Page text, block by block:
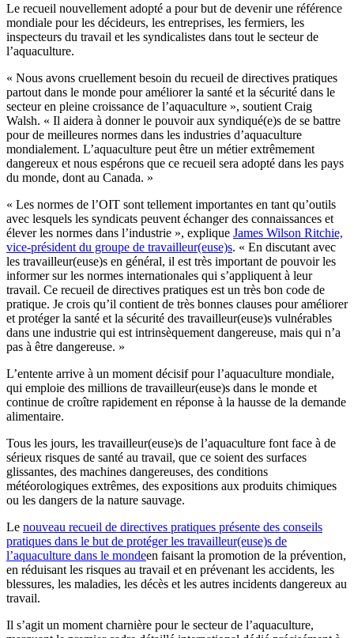
Le recueil nouvellement adopté a pour but de devenir une référence
mondiale pour les décideurs, les entreprises, les fermiers, les
inspecteurs du travail et les syndicalistes dans tout le secteur de
l’aquaculture.
« Nous avons cruellement besoin du recueil de directives pratiques
partout dans le monde pour améliorer la santé et la sécurité dans le
secteur en pleine croissance de l’aquaculture », soutient Craig
Walsh. « Il aidera à donner le pouvoir aux syndiqué(e)s de se battre
pour de meilleures normes dans les industries d’aquaculture
mondialement. L’aquaculture peut être un métier extrêmement
dangereux et nous espérons que ce recueil sera adopté dans les pays
du monde, dont au Canada. »
« Les normes de l’OIT sont tellement importantes en tant qu’outils
avec lesquels les syndicats peuvent échanger des connaissances et
élever les normes dans l’industrie », explique James Wilson Ritchie,
vice-président du groupe de travailleur(euse)s. « En discutant avec
les travailleur(euse)s en général, il est très important de pouvoir les
informer sur les normes internationales qui s’appliquent à leur
travail. Ce recueil de directives pratiques est un très bon code de
pratique. Je crois qu’il contient de très bonnes clauses pour améliorer
et protéger la santé et la sécurité des travailleur(euse)s vulnérables
dans une industrie qui est intrinsèquement dangereuse, mais qui n’a
pas à être dangereuse. »
L’entente arrive à un moment décisif pour l’aquaculture mondiale,
qui emploie des millions de travailleur(euse)s dans le monde et
continue de croître rapidement en réponse à la hausse de la demande
alimentaire.
Tous les jours, les travailleur(euse)s de l’aquaculture font face à de
sérieux risques de santé au travail, que ce soient des surfaces
glissantes, des machines dangereuses, des conditions
météorologiques extrêmes, des expositions aux produits chimiques
ou les dangers de la nature sauvage.
Le nouveau recueil de directives pratiques présente des conseils
pratiques dans le but de protéger les travailleur(euse)s de
l’aquaculture dans le mondeen faisant la promotion de la prévention,
en réduisant les risques au travail et en prévenant les accidents, les
blessures, les maladies, les décès et les autres incidents dangereux au
travail.
Il s’agit un moment charnière pour le secteur de l’aquaculture,